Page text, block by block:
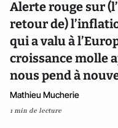
Alerte rouge sur
retour de)
qui a valu à
croissance molle
nous pend à
Mathieu Mucherie
1 min de lecture